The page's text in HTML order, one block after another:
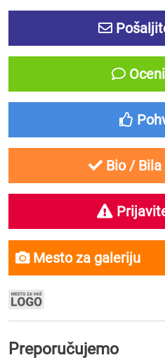
Bio /
Mesto za galeriju
Preporučujemo